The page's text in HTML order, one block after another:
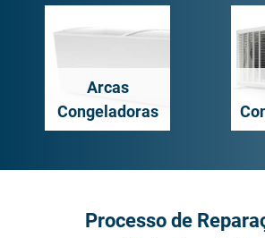
Arcas
Congeladoras
Processo de